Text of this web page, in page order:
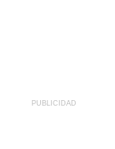
PUBLICIDAD